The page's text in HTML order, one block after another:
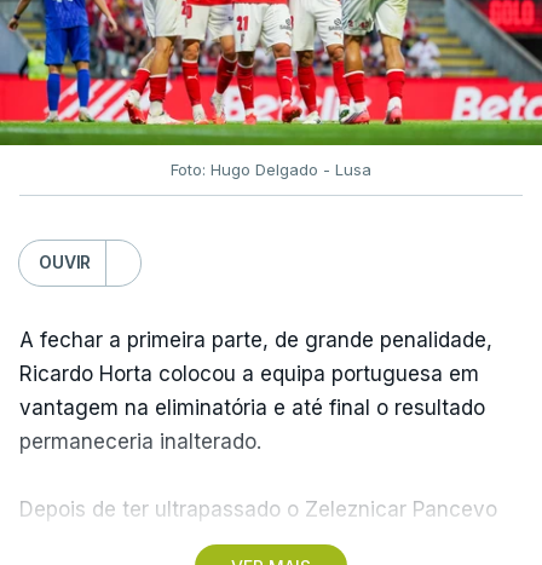
Foto: Hugo Delgado - Lusa
OUVIR
A fechar a primeira parte, de grande penalidade,
Ricardo Horta colocou a equipa portuguesa em
vantagem na eliminatória e até final o resultado
permaneceria inalterado.
Depois de ter ultrapassado o Zeleznicar Pancevo
na segunda pré-eliminatória de acesso à fase de